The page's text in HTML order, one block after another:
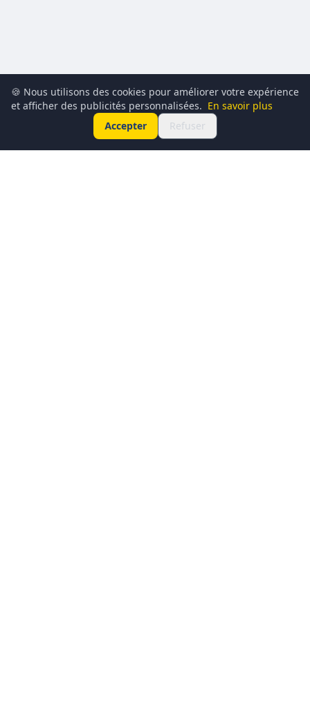
🍪 Nous utilisons des cookies pour améliorer votre expérience
et afficher des publicités personnalisées. En savoir plus
Accepter
Refuser